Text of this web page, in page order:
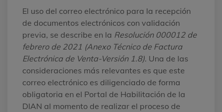
El uso del correo electrónico para la recepción
de documentos electrónicos con validación
previa, se describe en la Resolución 000012 de
febrero de 2021 (Anexo Técnico de Factura
Electrónica de Venta-Versión 1.8). Una de las
consideraciones más relevantes es que este
correo electrónico es diligenciado de forma
obligatoria en el Portal de Habilitación de la
DIAN al momento de realizar el proceso de